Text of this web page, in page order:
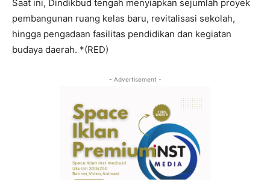
Saat ini, Dindikbud tengah menyiapkan sejumlah proyek
pembangunan ruang kelas baru, revitalisasi sekolah,
hingga pengadaan fasilitas pendidikan dan kegiatan
budaya daerah. *(RED)
- Advertisement -